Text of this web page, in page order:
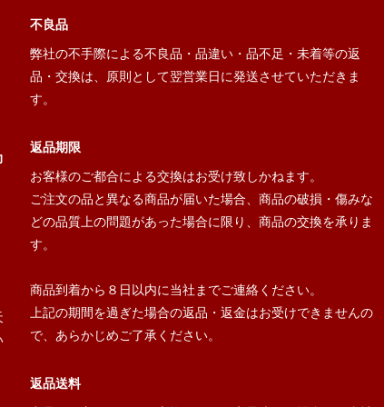
不良品
弊社の不手際による不良品・品違い・品不足・未着等の返
品・交換は、原則として翌営業日に発送させていただきま
す。
返品期限
お客様のご都合による交換はお受け致しかねます。
ご注文の品と異なる商品が届いた場合、商品の破損・傷みな
どの品質上の問題があった場合に限り、商品の交換を承りま
す。
商品到着から８日以内に当社までご連絡ください。
上記の期間を過ぎた場合の返品・返金はお受けできませんの
で、あらかじめご了承ください。
返品送料